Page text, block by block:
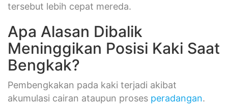
tersebut lebih cepat mereda.
Apa Alasan Dibalik
Meninggikan Posisi Kaki Saat
Bengkak?
Pembengkakan pada kaki terjadi akibat
akumulasi cairan ataupun proses peradangan.